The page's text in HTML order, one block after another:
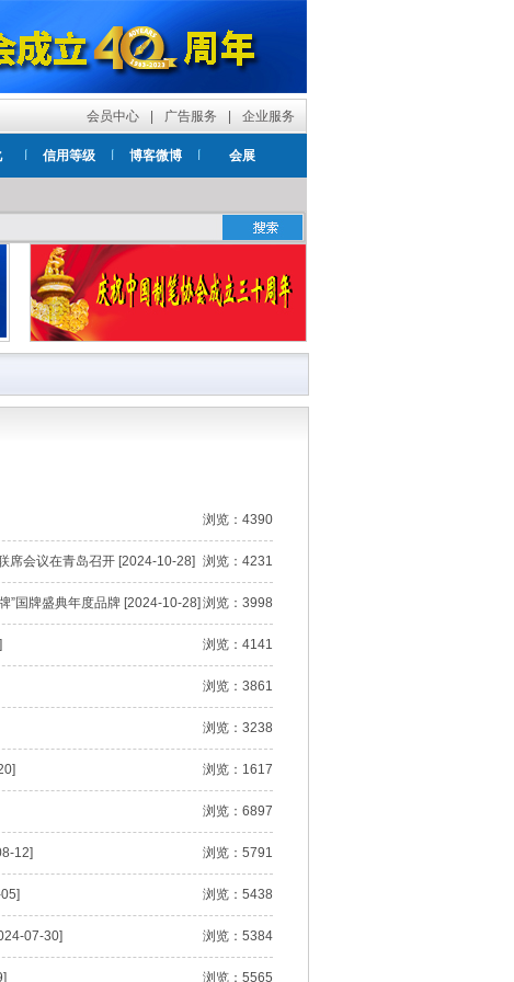
会员中心 广告服务 企业服务
信用等级 博客微博 会展
浏览：4390
浏览：4231
席会议在青岛召开 [2024-10-28]
浏览：3998
”国牌盛典年度品牌 [2024-10-28]
浏览：4141
浏览：3861
浏览：3238
浏览：1617
浏览：6897
浏览：5791
12]
浏览：5438
浏览：5384
07-30]
浏览：5565